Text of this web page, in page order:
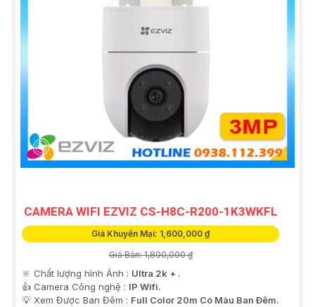
CAMERA WIFI EZVIZ CS-H8C-R200-1K3WKFL
Giá Khuyến Mại: 1,600,000 ₫
Giá Bán: 1,800,000 ₫
🔆 Chất lượng hình Ảnh : Ultra 2k + .
👍 Camera Công nghệ : IP Wifi.
💡 Xem Được Ban Đêm : Full Color 20m Có Màu Ban Ðêm.